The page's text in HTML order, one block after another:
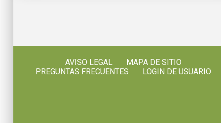
AVISO LEGAL
MAPA DE SITIO
PREGUNTAS FRECUENTES
LOGIN DE USUARIO